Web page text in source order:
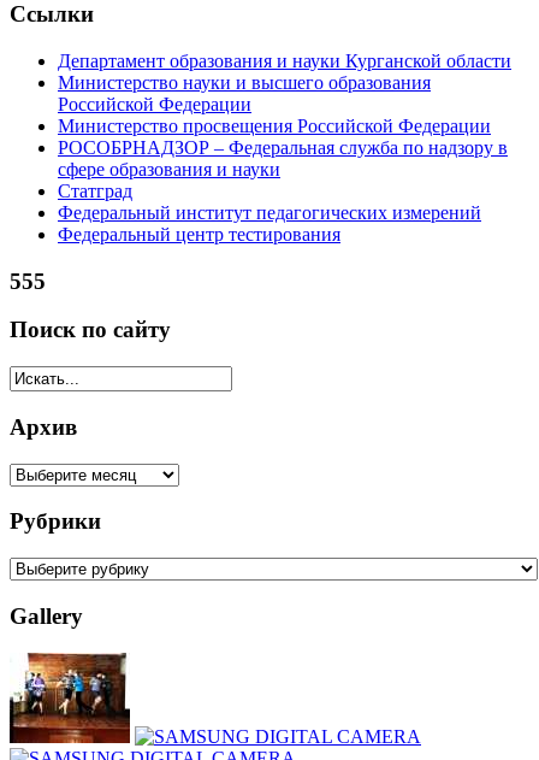
Ссылки
Департамент образования и науки Курганской области
Министерство науки и высшего образования
Российской Федерации
Министерство просвещения Российской Федерации
РОСОБРНАДЗОР – Федеральная служба по надзору в
сфере образования и науки
Статград
Федеральный институт педагогических измерений
Федеральный центр тестирования
555
Поиск по сайту
Архив
Рубрики
Gallery